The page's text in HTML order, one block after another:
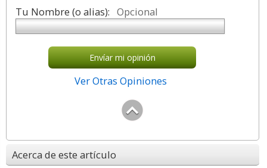
Tu Nombre (o alias): Opcional
Envíar mi opinión
Ver Otras Opiniones
Acerca de este artículo